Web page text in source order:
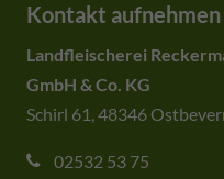
Kontakt aufnehmen
Landfleischerei
GmbH & Co. KG
Schirl 61, 48346
02532 53 75